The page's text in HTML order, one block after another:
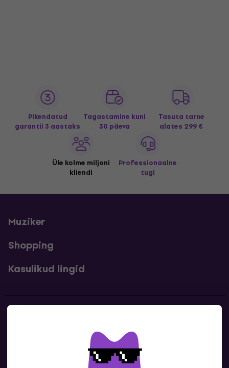
Pikendatud
garantii 3 aastaks
Tagastamine kuni
30 päeva
Tasuta tarne
alates 299 €
Üle kolme miljoni
kliendi
Professionaalne
tugi
Muziker
Shopping
Kasulikud lingid
Kontaktandmed